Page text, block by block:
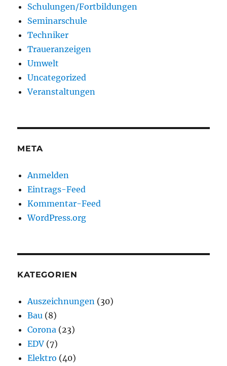
Schulungen/Fortbildungen
Seminarschule
Techniker
Traueranzeigen
Umwelt
Uncategorized
Veranstaltungen
META
Anmelden
Eintrags-Feed
Kommentar-Feed
WordPress.org
KATEGORIEN
Auszeichnungen (30)
Bau (8)
Corona (23)
EDV (7)
Elektro (40)